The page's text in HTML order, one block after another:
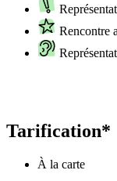
Rencontre
Tarification*
À la carte